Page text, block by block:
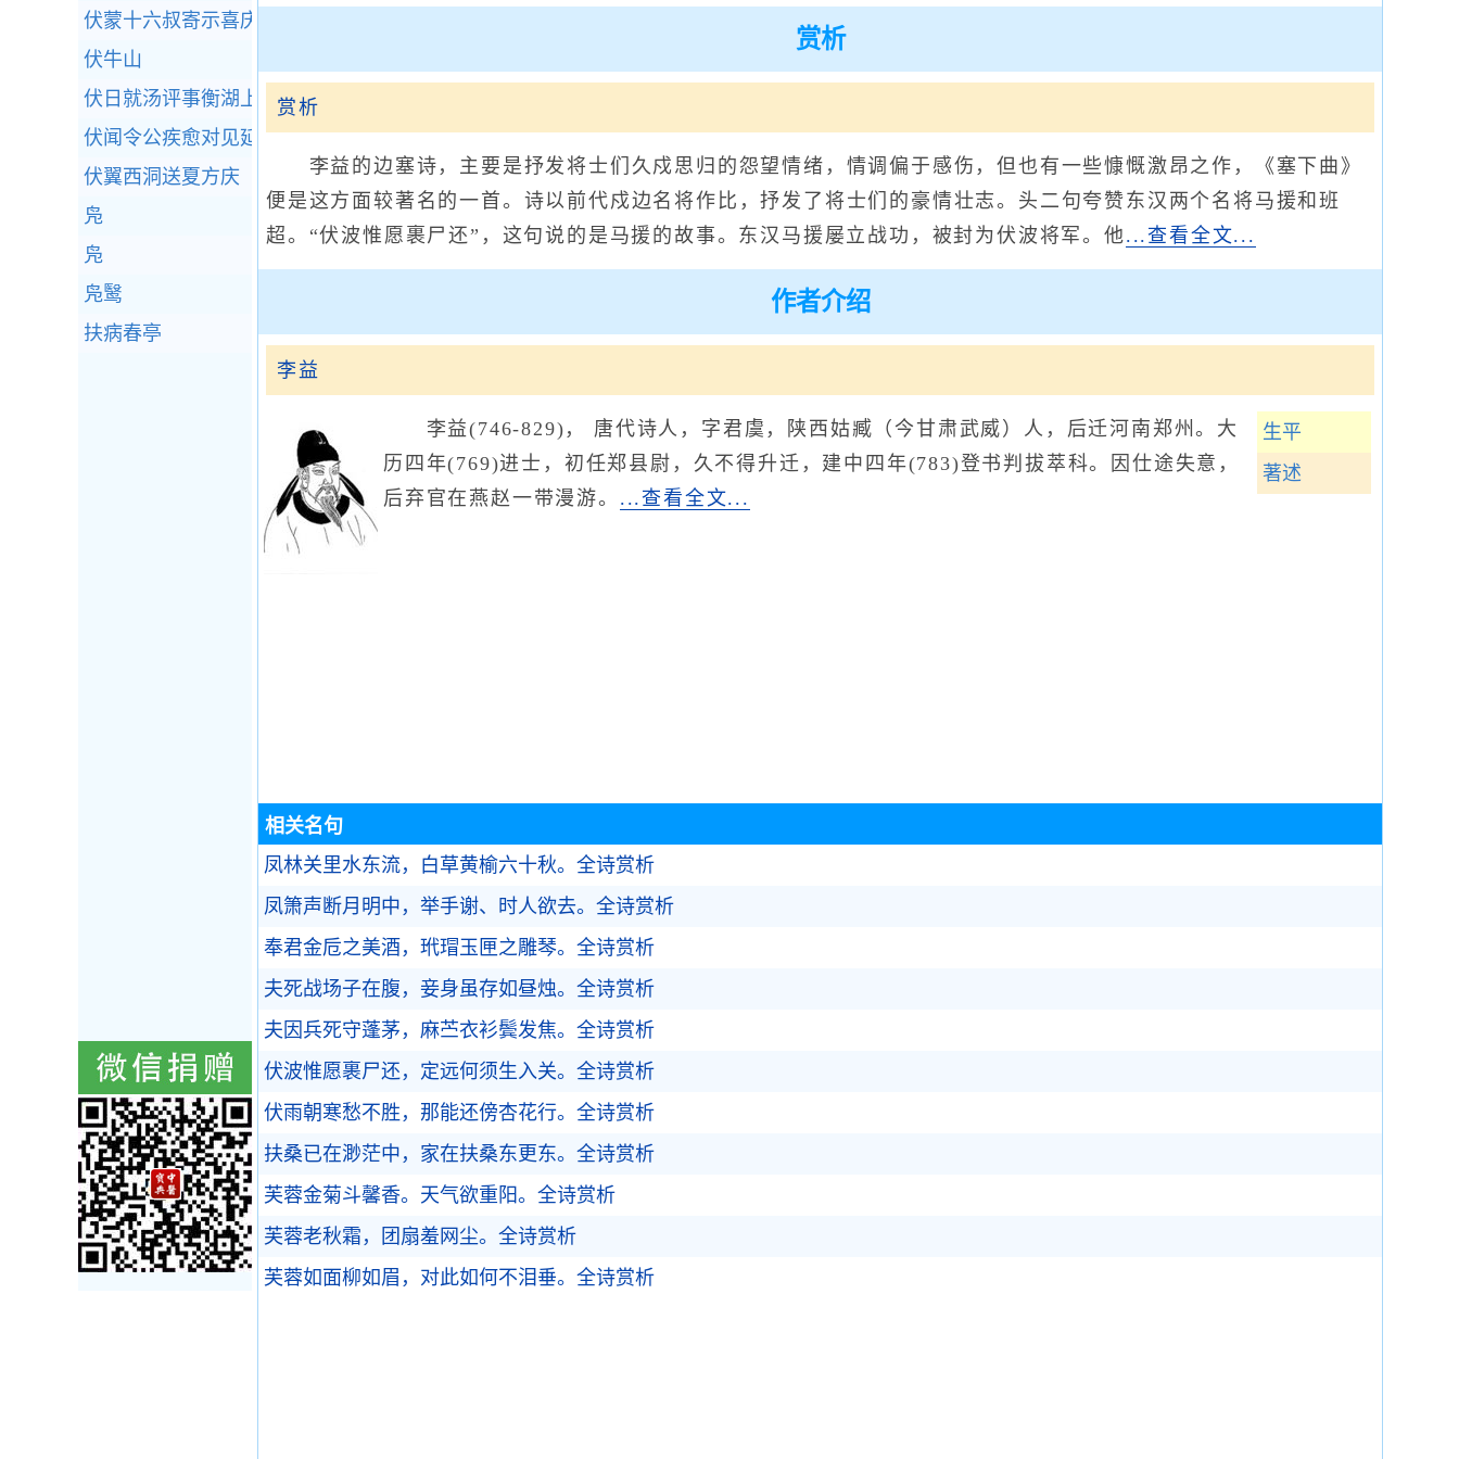
赏析
赏析
李益的边塞诗，主要是抒发将士们久戍思归的怨望情绪，情调偏于感伤，但也有一些慷慨激昂之作，《塞下曲》
便是这方面较著名的一首。诗以前代戍边名将作比，抒发了将士们的豪情壮志。头二句夸赞东汉两个名将马援和班
超。“伏波惟愿裹尸还”，这句说的是马援的故事。东汉马援屡立战功，被封为伏波将军。他...查看全文...
作者介绍
李益
生平
著述
李益(746-829)， 唐代诗人，字君虞，陕西姑臧（今甘肃武威）人，后迁河南郑州。大
历四年(769)进士，初任郑县尉，久不得升迁，建中四年(783)登书判拔萃科。因仕途失意，
后弃官在燕赵一带漫游。 ...查看全文...
相关名句
凤林关里水东流，白草黄榆六十秋。 全诗赏析
凤箫声断月明中，举手谢、时人欲去。 全诗赏析
奉君金卮之美酒，玳瑁玉匣之雕琴。 全诗赏析
夫死战场子在腹，妾身虽存如昼烛。 全诗赏析
夫因兵死守蓬茅，麻苎衣衫鬓发焦。 全诗赏析
伏波惟愿裹尸还，定远何须生入关。 全诗赏析
伏雨朝寒愁不胜，那能还傍杏花行。 全诗赏析
扶桑已在渺茫中，家在扶桑东更东。 全诗赏析
芙蓉金菊斗馨香。天气欲重阳。 全诗赏析
芙蓉老秋霜，团扇羞网尘。 全诗赏析
芙蓉如面柳如眉，对此如何不泪垂。 全诗赏析
伏蒙十六叔寄示喜庆感怀三十韵因献之
伏牛山
伏日就汤评事衡湖上避暑
伏闻令公疾愈对见延英，因有贺诗远封投献
伏翼西洞送夏方庆
凫
凫
凫鹥
扶病春亭